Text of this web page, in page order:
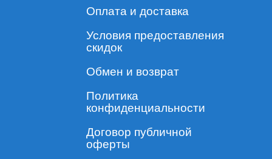
Объем
аппликатора
3,60
10,80
Оплата и доставка
Условия предоставления
скидок
Обмен и возврат
Политика
конфиденциальности
Договор публичной
оферты